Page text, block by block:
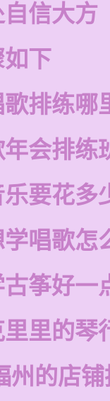
信大方
下
排练哪
会排练
要花多
唱歌怎
筝好一
里的琴
州的店